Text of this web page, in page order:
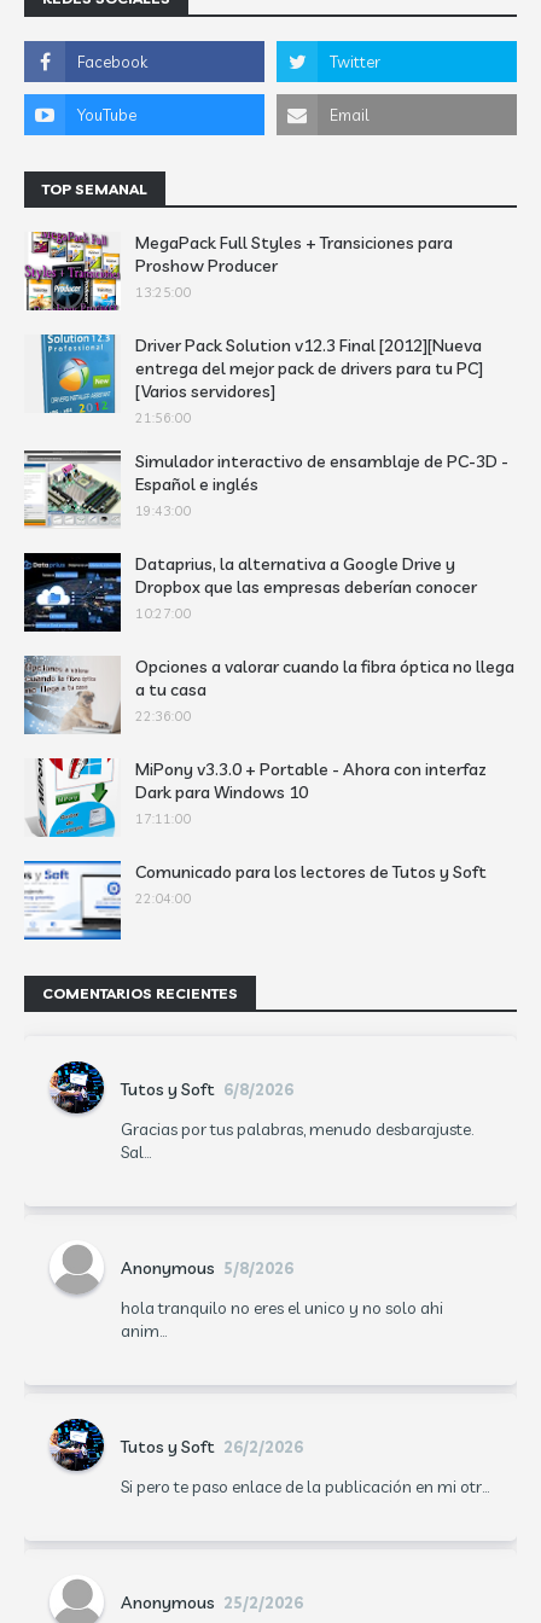
TOP SEMANAL
MegaPack Full Styles + Transiciones para
Proshow Producer
13:25:00
Driver Pack Solution v12.3 Final [2012][Nueva
entrega del mejor pack de drivers para tu PC]
[Varios servidores]
21:56:00
Simulador interactivo de ensamblaje de PC-3D -
Español e inglés
19:43:00
Dataprius, la alternativa a Google Drive y
Dropbox que las empresas deberían conocer
10:27:00
Opciones a valorar cuando la fibra óptica no llega
a tu casa
22:36:00
MiPony v3.3.0 + Portable - Ahora con interfaz
Dark para Windows 10
17:11:00
Comunicado para los lectores de Tutos y Soft
22:04:00
COMENTARIOS RECIENTES
Tutos y Soft 6/8/2026
Gracias por tus palabras, menudo desbarajuste.
Sal...
Anonymous 5/8/2026
hola tranquilo no eres el unico y no solo ahi
anim...
Tutos y Soft 26/2/2026
Si pero te paso enlace de la publicación en mi otr...
Anonymous 25/2/2026